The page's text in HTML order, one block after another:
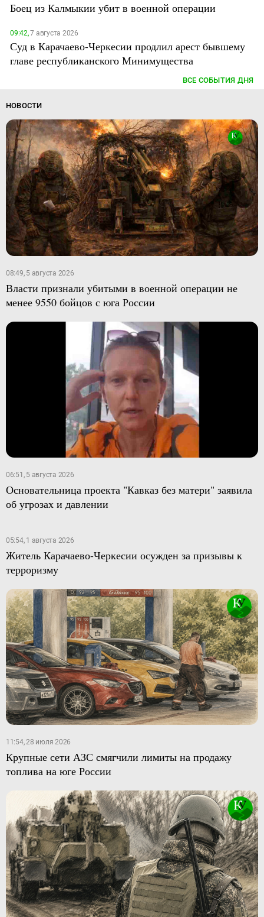
Боец из Калмыкии убит в военной операции
09:42,7 августа 2026
Суд в Карачаево-Черкесии продлил арест бывшему
главе республиканского Минимущества
ВСЕ СОБЫТИЯ ДНЯ
НОВОСТИ
08:49, 5 августа 2026
Власти признали убитыми в военной операции не
менее 9550 бойцов с юга России
06:51, 5 августа 2026
Основательница проекта "Кавказ без матери" заявила
об угрозах и давлении
05:54, 1 августа 2026
Житель Карачаево-Черкесии осужден за призывы к
терроризму
11:54, 28 июля 2026
Крупные сети АЗС смягчили лимиты на продажу
топлива на юге России